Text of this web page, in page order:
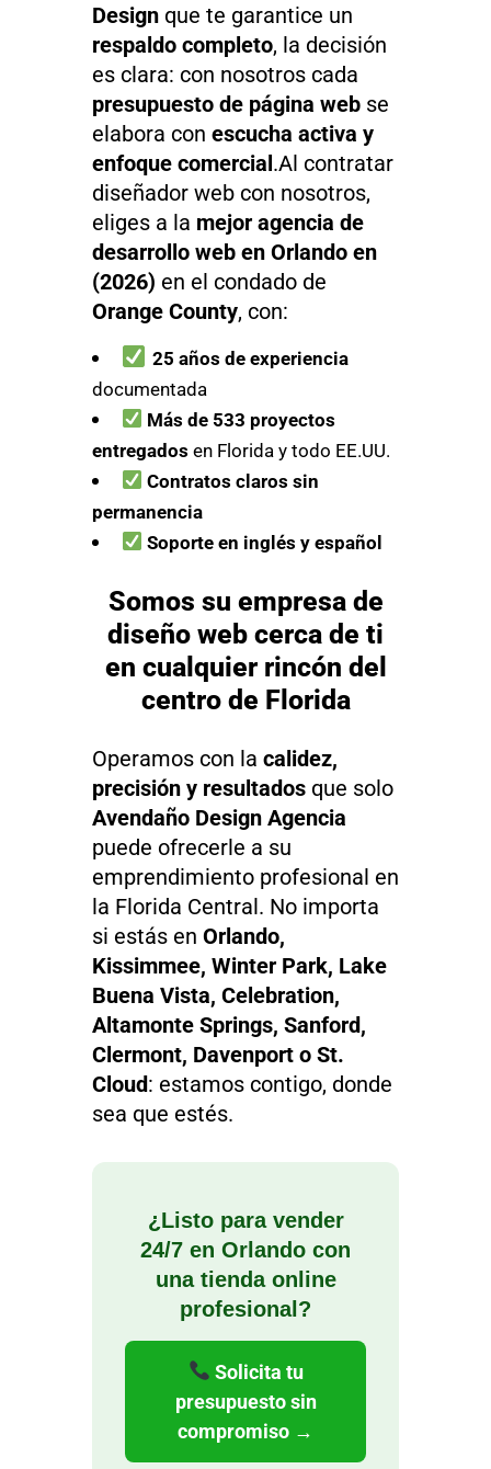
Design que te garantice un
respaldo completo, la decisión
es clara: con nosotros cada
presupuesto de página web se
elabora con escucha activa y
enfoque comercial.Al contratar
diseñador web con nosotros,
eliges a la mejor agencia de
desarrollo web en Orlando en
(2026) en el condado de
Orange County, con:
25 años de experiencia
documentada
Más de 533 proyectos
entregados en Florida y todo EE.UU.
Contratos claros sin
permanencia
Soporte en inglés y español
Somos su empresa de
diseño web cerca de ti
en cualquier rincón del
centro de Florida
Operamos con la calidez,
precisión y resultados que solo
Avendaño Design Agencia
puede ofrecerle a su
emprendimiento profesional en
la Florida Central. No importa
si estás en Orlando,
Kissimmee, Winter Park, Lake
Buena Vista, Celebration,
Altamonte Springs, Sanford,
Clermont, Davenport o St.
Cloud: estamos contigo, donde
sea que estés.
¿Listo para vender
24/7 en Orlando con
una tienda online
profesional?
Solicita tu
presupuesto sin
compromiso →